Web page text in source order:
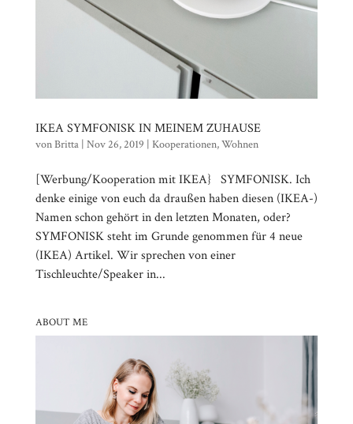
IKEA SYMFONISK IN MEINEM ZUHAUSE
vonBritta| Nov 26, 2019 | Kooperationen,Wohnen
[Werbung/Kooperation mit IKEA} SYMFONISK. Ich
denke einige von euch da draußen haben diesen (IKEA-)
Namen schon gehört in den letzten Monaten, oder?
SYMFONISK steht im Grunde genommen für 4 neue
(IKEA) Artikel. Wir sprechen von einer
Tischleuchte/Speaker in...
ABOUT ME